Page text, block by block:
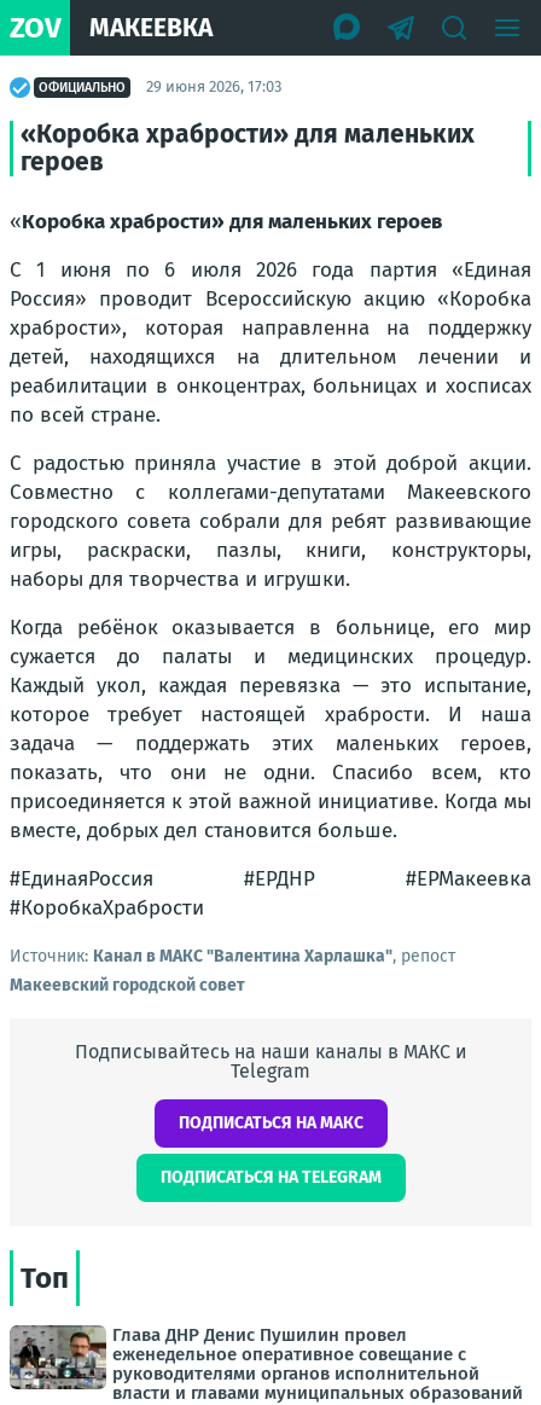
ZOV МАКЕЕВКА
ОФИЦИАЛЬНО 29 июня 2026, 17:03
«Коробка храбрости» для маленьких
героев
«Коробка храбрости» для маленьких героев
С 1 июня по 6 июля 2026 года партия «Единая
Россия» проводит Всероссийскую акцию «Коробка
храбрости», которая направленна на поддержку
детей, находящихся на длительном лечении и
реабилитации в онкоцентрах, больницах и хосписах
по всей стране.
С радостью приняла участие в этой доброй акции.
Совместно с коллегами-депутатами Макеевского
городского совета собрали для ребят развивающие
игры, раскраски, пазлы, книги, конструкторы,
наборы для творчества и игрушки.
Когда ребёнок оказывается в больнице, его мир
сужается до палаты и медицинских процедур.
Каждый укол, каждая перевязка — это испытание,
которое требует настоящей храбрости. И наша
задача — поддержать этих маленьких героев,
показать, что они не одни. Спасибо всем, кто
присоединяется к этой важной инициативе. Когда мы
вместе, добрых дел становится больше.
#ЕдинаяРоссия #ЕРДНР #ЕРМакеевка
#КоробкаХрабрости
Источник: Канал в МАКС "Валентина Харлашка", репост
Макеевский городской совет
Подписывайтесь на наши каналы в МАКС и
Telegram
ПОДПИСАТЬСЯ НА МАКС
ПОДПИСАТЬСЯ НА TELEGRAM
Топ
Глава ДНР Денис Пушилин провел
еженедельное оперативное совещание с
руководителями органов исполнительной
власти и главами муниципальных образований